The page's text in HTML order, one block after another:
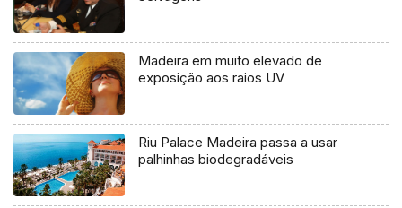
Madeira em muito elevado de
exposição aos raios UV
Riu Palace Madeira passa a usar
palhinhas biodegradáveis